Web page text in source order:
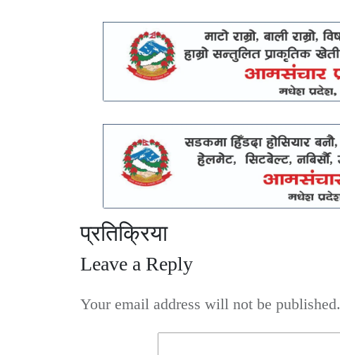
प्रतिक्रिया
Leave a Reply
Your email address will not be published.